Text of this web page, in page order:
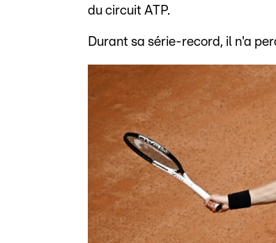
du circuit ATP.
Durant sa série-record, il n'a